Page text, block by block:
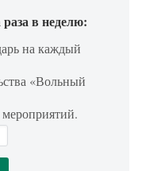
в неделю:
на каждый
«Вольный